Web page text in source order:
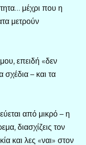
μέχρι που η
μετρούν
επειδή «δεν
– και τα
από μικρό – η
διασχίζεις τον
και λες «ναι» στον